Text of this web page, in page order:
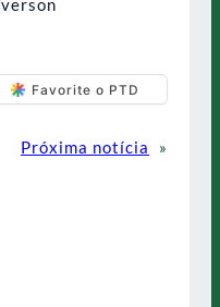
Favorite o PTD
Próxima notícia
»